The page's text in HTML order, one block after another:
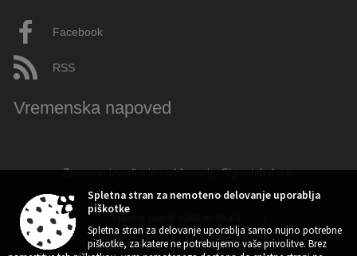
Facebook
RSS
Vremenska napoved
Zasnova, izvedba in vzdrževanje: Sigmateh d.o.o.
Center za varstvo osebnih podatkov |
Spletna stran za nemoteno delovanje uporablja
piškotke
Spletna stran za delovanje uporablja samo nujno potrebne
piškotke, za katere ne potrebujemo vaše privolitve. Brez